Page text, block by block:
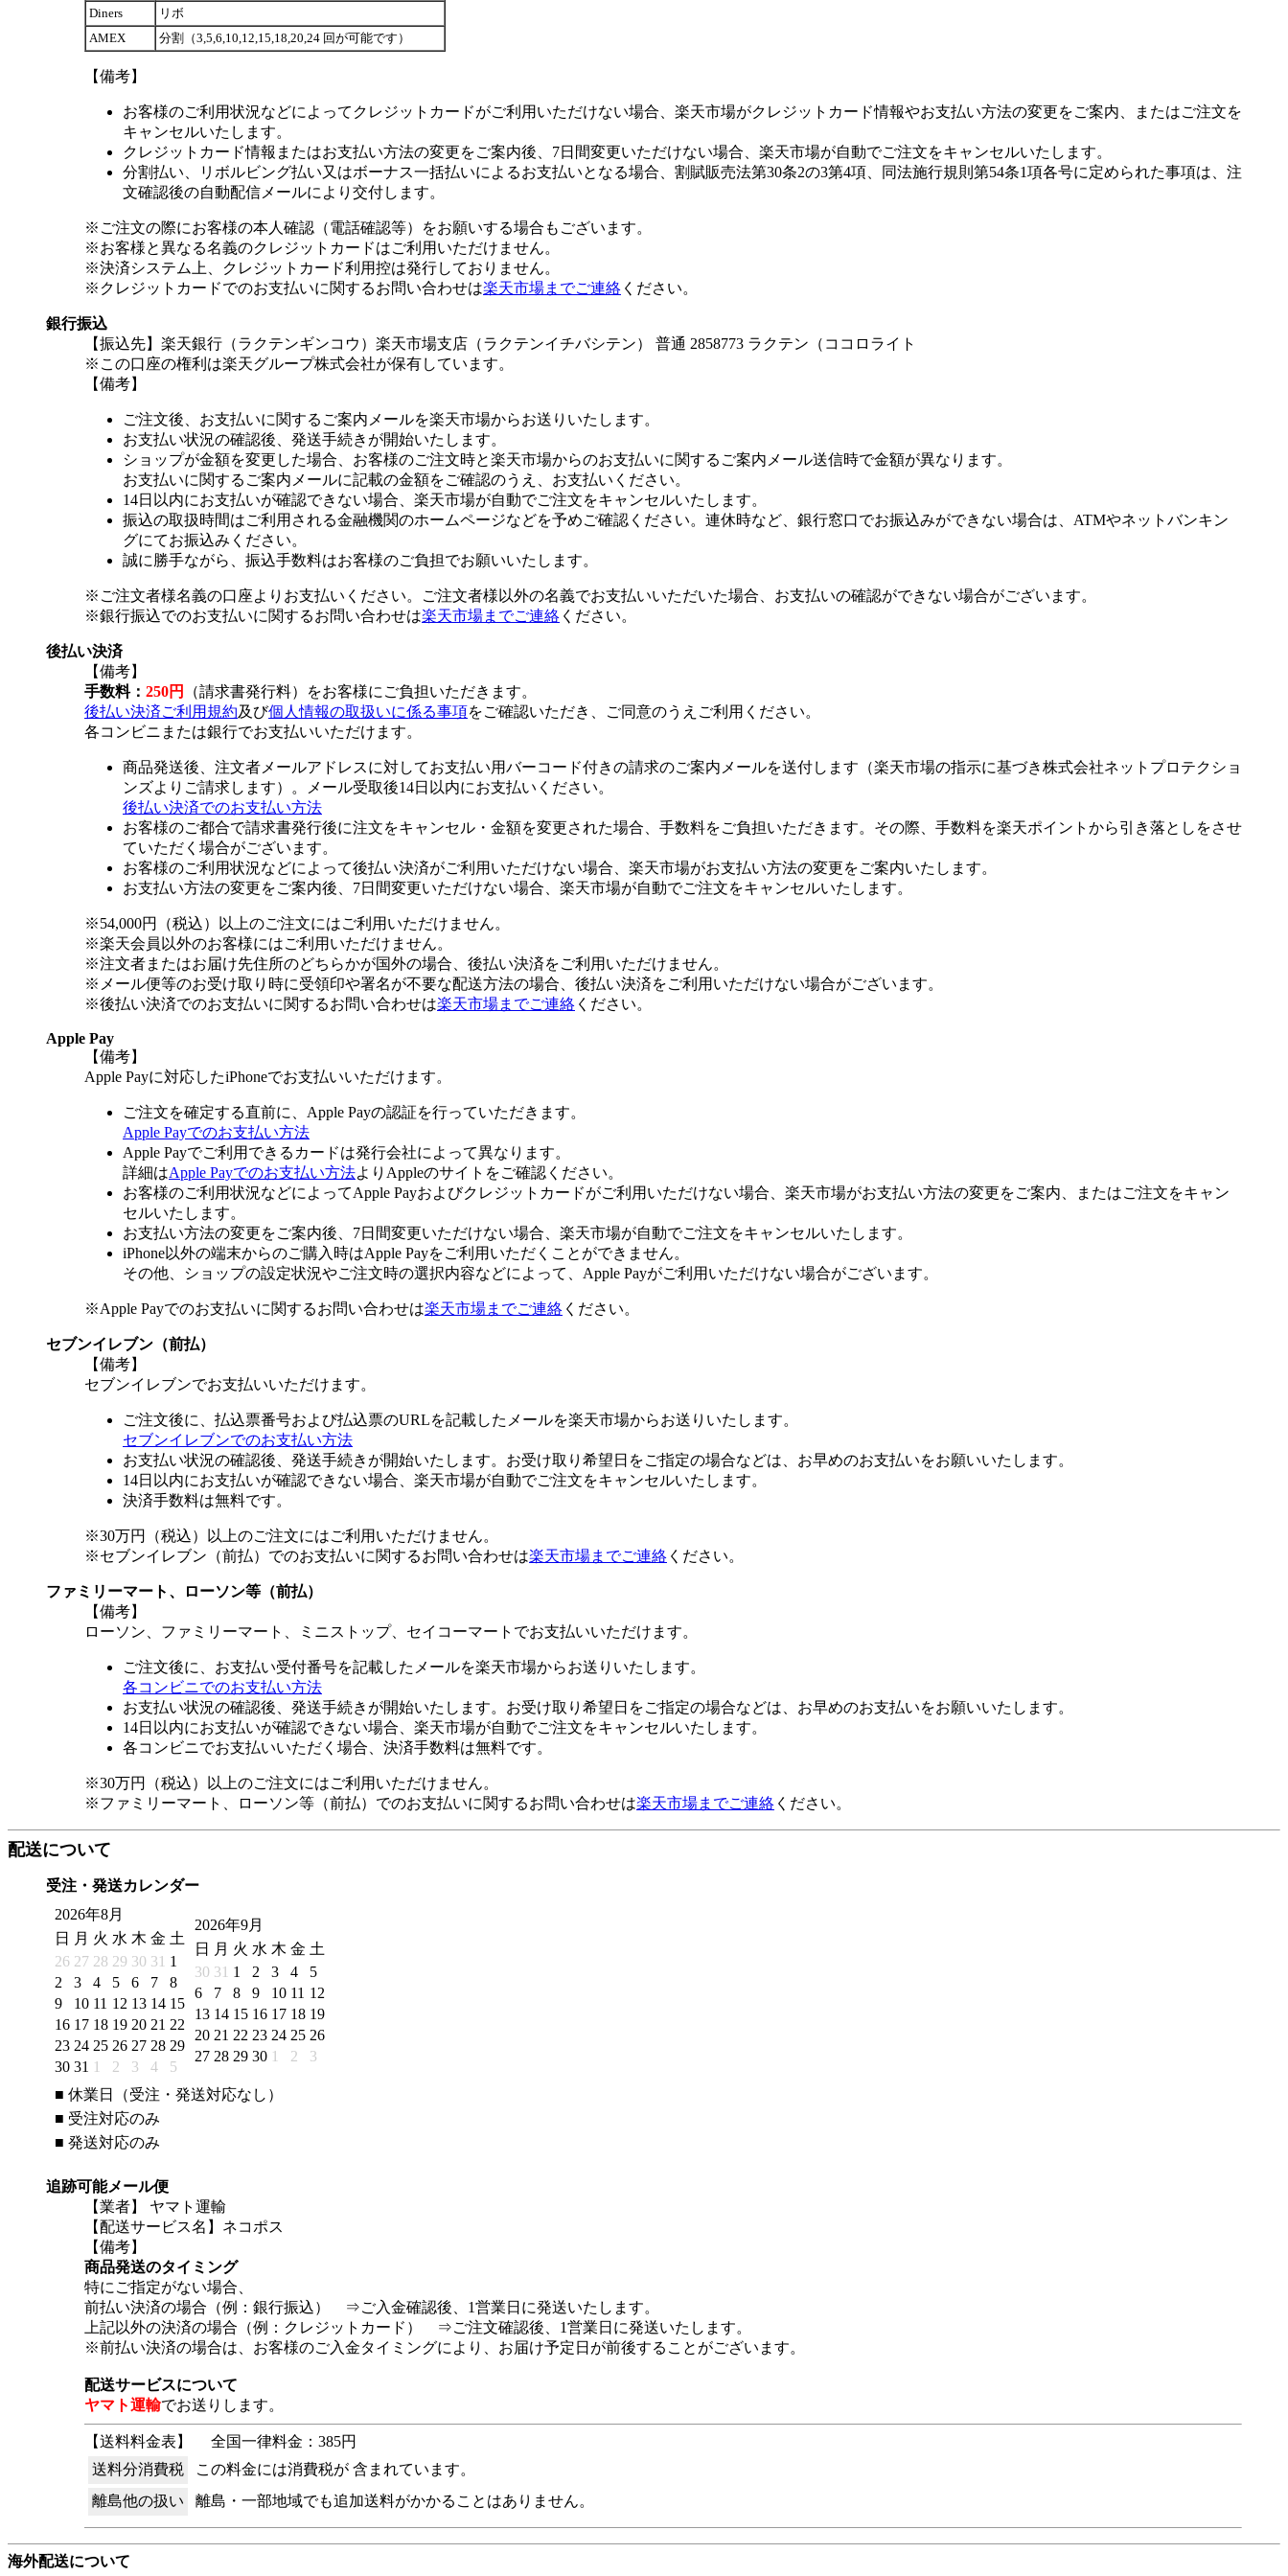
Diners
リボ
AMEX
分割（3,5,6,10,12,15,18,20,24 回が可能です）
【備考】
お客様のご利用状況などによってクレジットカードがご利用いただけない場合、楽天市場がクレジットカード情報やお支払い方法の変更をご案内、またはご注文を
キャンセルいたします。
クレジットカード情報またはお支払い方法の変更をご案内後、7日間変更いただけない場合、楽天市場が自動でご注文をキャンセルいたします。
分割払い、リボルビング払い又はボーナス一括払いによるお支払いとなる場合、割賦販売法第30条2の3第4項、同法施行規則第54条1項各号に定められた事項は、注
文確認後の自動配信メールにより交付します。
※ご注文の際にお客様の本人確認（電話確認等）をお願いする場合もございます。
※お客様と異なる名義のクレジットカードはご利用いただけません。
※決済システム上、クレジットカード利用控は発行しておりません。
※クレジットカードでのお支払いに関するお問い合わせは楽天市場までご連絡 ください。
銀行振込
【振込先】楽天銀行（ラクテンギンコウ）楽天市場支店（ラクテンイチバシテン） 普通 2858773 ラクテン（ココロライト
※この口座の権利は楽天グループ株式会社が保有しています。
【備考】
ご注文後、お支払いに関するご案内メールを楽天市場からお送りいたします。
お支払い状況の確認後、発送手続きが開始いたします。
ショップが金額を変更した場合、お客様のご注文時と楽天市場からのお支払いに関するご案内メール送信時で金額が異なります。
お支払いに関するご案内メールに記載の金額をご確認のうえ、お支払いください。
14日以内にお支払いが確認できない場合、楽天市場が自動でご注文をキャンセルいたします。
振込の取扱時間はご利用される金融機関のホームページなどを予めご確認ください。連休時など、銀行窓口でお振込みができない場合は、ATMやネットバンキン
グにてお振込みください。
誠に勝手ながら、振込手数料はお客様のご負担でお願いいたします。
※ご注文者様名義の口座よりお支払いください。ご注文者様以外の名義でお支払いいただいた場合、お支払いの確認ができない場合がございます。
※銀行振込でのお支払いに関するお問い合わせは楽天市場までご連絡 ください。
後払い決済
【備考】
手数料： 250円
（請求書発行料）をお客様にご負担いただきます。
後払い決済ご利用規約及び個人情報の取扱いに係る事項をご確認いただき、ご同意のうえご利用ください。
各コンビニまたは銀行でお支払いいただけます。
商品発送後、注文者メールアドレスに対してお支払い用バーコード付きの請求のご案内メールを送付します（楽天市場の指示に基づき株式会社ネットプロテクショ
ンズよりご請求します）。メール受取後14日以内にお支払いください。
後払い決済でのお支払い方法
お客様のご都合で請求書発行後に注文をキャンセル・金額を変更された場合、手数料をご負担いただきます。その際、手数料を楽天ポイントから引き落としをさせ
ていただく場合がございます。
お客様のご利用状況などによって後払い決済がご利用いただけない場合、楽天市場がお支払い方法の変更をご案内いたします。
お支払い方法の変更をご案内後、7日間変更いただけない場合、楽天市場が自動でご注文をキャンセルいたします。
※54,000円（税込）以上のご注文にはご利用いただけません。
※楽天会員以外のお客様にはご利用いただけません。
※注文者またはお届け先住所のどちらかが国外の場合、後払い決済をご利用いただけません。
※メール便等のお受け取り時に受領印や署名が不要な配送方法の場合、後払い決済をご利用いただけない場合がございます。
※後払い決済でのお支払いに関するお問い合わせは楽天市場までご連絡 ください。
Apple Pay
【備考】
Apple Payに対応したiPhoneでお支払いいただけます。
ご注文を確定する直前に、Apple Payの認証を行っていただきます。
Apple Payでのお支払い方法
Apple Payでご利用できるカードは発行会社によって異なります。
詳細はApple Payでのお支払い方法よりAppleのサイトをご確認ください。
お客様のご利用状況などによってApple Payおよびクレジットカードがご利用いただけない場合、楽天市場がお支払い方法の変更をご案内、またはご注文をキャン
セルいたします。
お支払い方法の変更をご案内後、7日間変更いただけない場合、楽天市場が自動でご注文をキャンセルいたします。
iPhone以外の端末からのご購入時はApple Payをご利用いただくことができません。
その他、ショップの設定状況やご注文時の選択内容などによって、Apple Payがご利用いただけない場合がございます。
※Apple Payでのお支払いに関するお問い合わせは楽天市場までご連絡 ください。
セブンイレブン（前払）
【備考】
セブンイレブンでお支払いいただけます。
ご注文後に、払込票番号および払込票のURLを記載したメールを楽天市場からお送りいたします。
セブンイレブンでのお支払い方法
お支払い状況の確認後、発送手続きが開始いたします。お受け取り希望日をご指定の場合などは、お早めのお支払いをお願いいたします。
14日以内にお支払いが確認できない場合、楽天市場が自動でご注文をキャンセルいたします。
決済手数料は無料です。
※30万円（税込）以上のご注文にはご利用いただけません。
※セブンイレブン（前払）でのお支払いに関するお問い合わせは楽天市場までご連絡 ください。
ファミリーマート、ローソン等（前払）
【備考】
ローソン、ファミリーマート、ミニストップ、セイコーマートでお支払いいただけます。
ご注文後に、お支払い受付番号を記載したメールを楽天市場からお送りいたします。
各コンビニでのお支払い方法
お支払い状況の確認後、発送手続きが開始いたします。お受け取り希望日をご指定の場合などは、お早めのお支払いをお願いいたします。
14日以内にお支払いが確認できない場合、楽天市場が自動でご注文をキャンセルいたします。
各コンビニでお支払いいただく場合、決済手数料は無料です。
※30万円（税込）以上のご注文にはご利用いただけません。
※ファミリーマート、ローソン等（前払）でのお支払いに関するお問い合わせは楽天市場までご連絡 ください。
配送について
受注・発送カレンダー
2026年8月
日
月 火 水 木 金 土
26 27 28 29 30 31 1
2
3 4 5 6 7
8
9
10 11 12 13 14 15
16 17 18 19 20 21 22
23 24 25 26 27 28 29
30 31 1 2 3 4 5
2026年9月
日
月 火 水 木 金 土
30 31 1 2 3 4
5
6
7 8 9 10 11 12
13 14 15 16 17 18 19
20 21 22 23 24 25 26
27 28 29 30 1 2 3
■ 休業日（受注・発送対応なし）
■ 受注対応のみ
■ 発送対応のみ
追跡可能メール便
【業者】 ヤマト運輸
【配送サービス名】ネコポス
【備考】
商品発送のタイミング
特にご指定がない場合、
前払い決済の場合（例：銀行振込） ⇒ご入金確認後、1営業日に発送いたします。
上記以外の決済の場合（例：クレジットカード） ⇒ご注文確認後、1営業日に発送いたします。
※前払い決済の場合は、お客様のご入金タイミングにより、お届け予定日が前後することがございます。
配送サービスについて
ヤマト運輸でお送りします。
【送料料金表】
全国一律料金：385円
送料分消費税
この料金には消費税が 含まれています。
離島他の扱い
離島・一部地域でも追加送料がかかることはありません。
海外配送について